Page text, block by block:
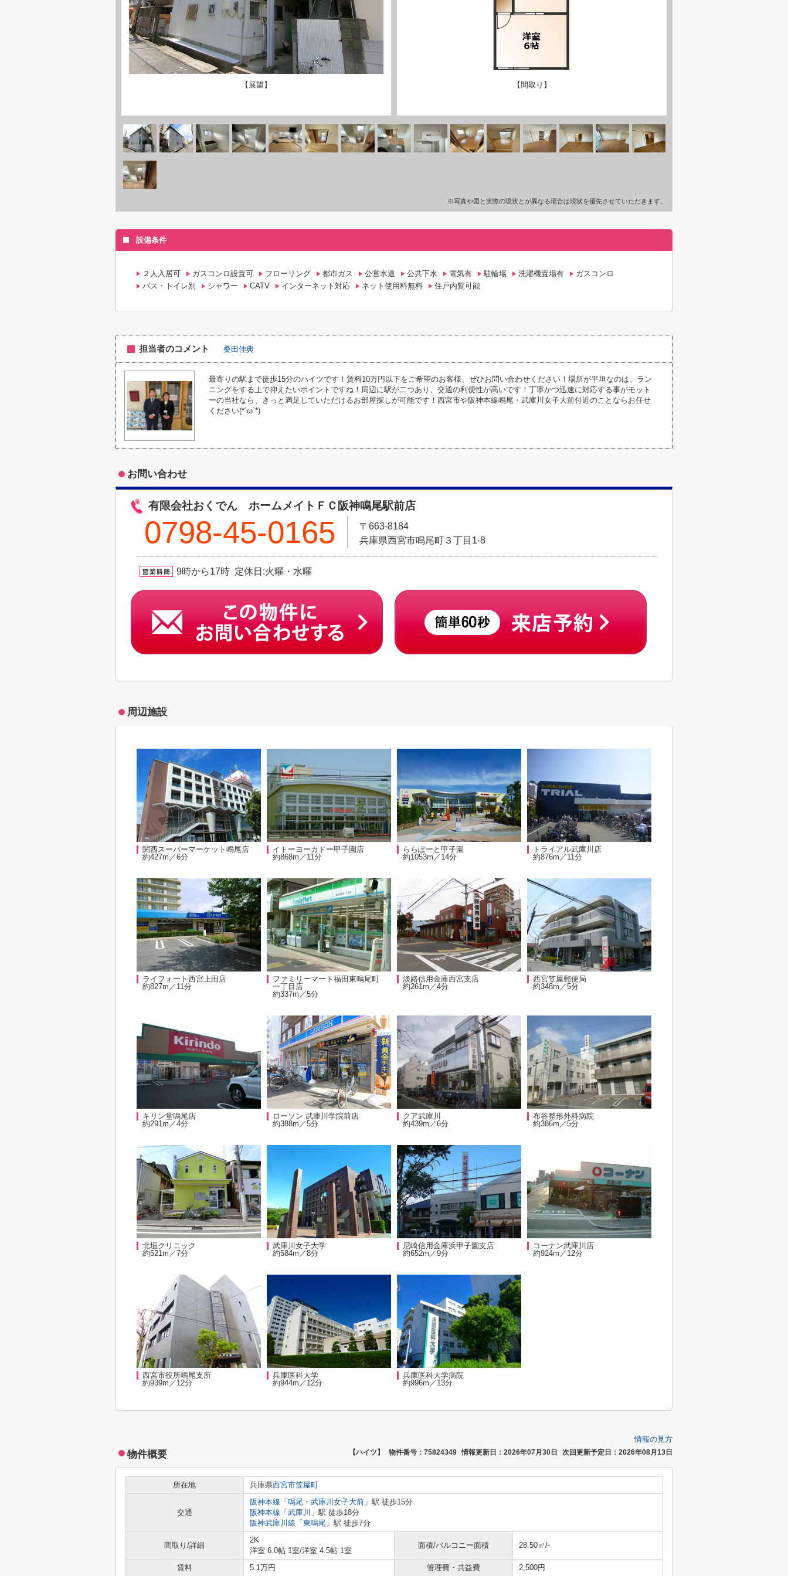
【展望】 【間取り】
※写真や図と実際の現状とが異なる場合は現状を優先させていただきます。
設備条件
２人入居可 ガスコンロ設置可 フローリング 都市ガス 公営水道 公共下水 電気有 駐輪場 洗濯機置場有
ガスコンロ
バス・トイレ別
シャワー CATV インターネット対応 ネット使用料無料 住戸内覧可能
担当者のコメント 桑田佳典
最寄りの駅まで徒歩15分のハイツです！賃料10万円以下をご希望のお客様、ぜひお問い合わせください！場所が平坦なのは、ラン
ニングをする上で抑えたいポイントですね！周辺に駅が二つあり、交通の利便性が高いです！丁寧かつ迅速に対応する事がモット
ーの当社なら、きっと満足していただけるお部屋探しが可能です！西宮市や阪神本線鳴尾・武庫川女子大前付近のことならお任せ
ください(*´ω`*)
お問い合わせ
有限会社おくでん ホームメイトＦＣ阪神鳴尾駅前店
0798-45-0165
〒663-8184
兵庫県西宮市鳴尾町３丁目1-8
9時から17時 定休日:火曜・水曜
周辺施設
関西スーパーマーケット鳴尾店
約427m／6分
イトーヨーカドー甲子園店
約868m／11分
ららぽーと甲子園
約1053m／14分
トライアル武庫川店
約876m／11分
ライフォート西宮上田店
約827m／11分
ファミリーマート福田東鳴尾町
一丁目店
約337m／5分
淡路信用金庫西宮支店
約261m／4分
西宮笠屋郵便局
約348m／5分
キリン堂鳴尾店
約291m／4分
ローソン 武庫川学院前店
約388m／5分
クア武庫川
約439m／6分
布谷整形外科病院
約386m／5分
北垣クリニック
約521m／7分
武庫川女子大学
約584m／8分
尼崎信用金庫浜甲子園支店
約652m／9分
コーナン武庫川店
約924m／12分
西宮市役所鳴尾支所
約939m／12分
兵庫医科大学
約944m／12分
兵庫医科大学病院
約996m／13分
情報の見方
物件概要 【ハイツ】 物件番号：75824349 情報更新日：2026年07月30日 次回更新予定日：2026年08月13日
所在地 兵庫県西宮市笠屋町
交通
阪神本線 「 鳴尾・武庫川女子大前 」駅 徒歩15分
阪神本線 「 武庫川 」駅 徒歩18分
阪神武庫川線 「 東鳴尾 」駅 徒歩7分
間取り/詳細
2K
洋室 6.0帖 1室/洋室 4.5帖 1室
面積/バルコニー面積 28.50㎡/-
賃料 5.1万円 管理費・共益費 2,500円